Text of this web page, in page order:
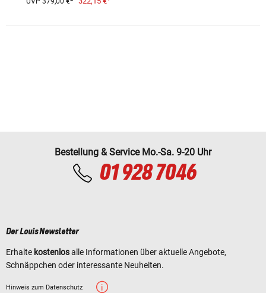
Bestellung & Service Mo.-Sa. 9-20 Uhr
01 928 7046
Der Louis Newsletter
Erhalte kostenlosalle Informationen über aktuelle Angebote,
Schnäppchen oder interessante Neuheiten.
Hinweis zum Datenschutz